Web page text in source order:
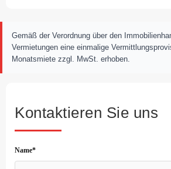
Gemäß der Verordnung über den
Vermietungen eine einmalige
Monatsmiete zzgl. MwSt. erhoben.
Kontaktieren Sie uns
Name*